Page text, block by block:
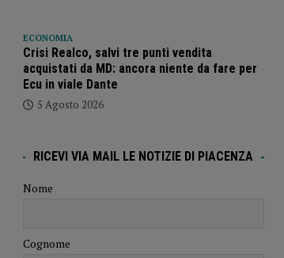
ECONOMIA
Crisi Realco, salvi tre punti vendita
acquistati da MD: ancora niente da fare per
Ecu in viale Dante
5 Agosto 2026
RICEVI VIA MAIL LE NOTIZIE DI PIACENZA
Nome
Cognome